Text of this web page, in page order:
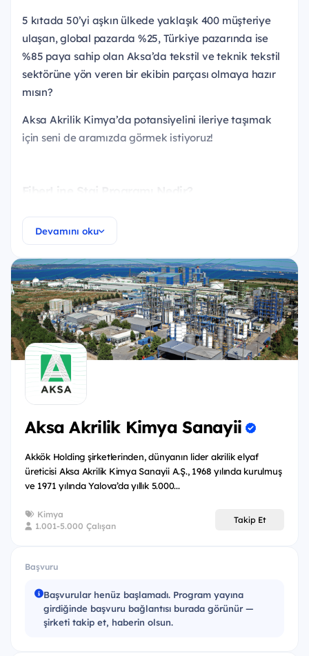
5 kıtada 50’yi aşkın ülkede yaklaşık 400 müşteriye
ulaşan, global pazarda %25, Türkiye pazarında ise
%85 paya sahip olan Aksa’da tekstil ve teknik tekstil
sektörüne yön veren bir ekibin parçası olmaya hazır
mısın?
Aksa Akrilik Kimya’da potansiyelini ileriye taşımak
için seni de aramızda görmek istiyoruz!
1 Temmuz’da başlayacak ve 8 ay sürecek bu
program, genç yeteneklerimize gerçek bir iş deneyimi
FiberLine stajyerleri alanlarına uygun projelerde aktif
rol alır, üretim ve fabrika ortamını yakından
deneyimler ve profesyonel iş süreçlerinin bir parçası
olur.
Belirli değerlendirme adımlarını başarıyla
tamamlayan adaylar yalnızca bir staja değil;
kariyerlerine güçlü bir başlangıç yapacakları
Hazırsan, Aksa’da deneyim başlasın!
Kimler Başvurabilir?
Eğer;
olabileceğini, sömestr ve yaz tatilinde ise tam
zamanlı çalışabileceğini düşünüyorsan,
Lisans 3. veya 4. sınıf öğrencisiysen ya da yüksek
lisans yapıyorsan,
Devamını oku
Aksa Akrilik Kimya Sanayii
Akkök Holding şirketlerinden, dünyanın lider akrilik elyaf
üreticisi Aksa Akrilik Kimya Sanayii A.Ş., 1968 yılında kurulmuş
ve 1971 yılında Yalova’da yıllık 5.000...
Kimya
1.001-5.000 Çalışan
Takip Et
Başvuru
Başvurular henüz başlamadı. Program yayına
girdiğinde başvuru bağlantısı burada görünür —
şirketi takip et, haberin olsun.